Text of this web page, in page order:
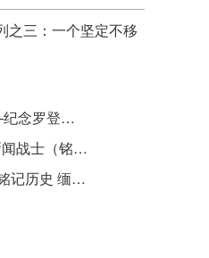
之三：一个坚定不移
​ “始终要为无产阶级利益奋斗” ——纪念罗登贤同志诞辰120周年
李竹如：以笔为刃、以墨为枪的新闻战士（铭记历史 缅怀先烈·抗日英雄）
吴焜：威震日寇的新四军“虎将”（铭记历史 缅怀先烈·抗日英雄）